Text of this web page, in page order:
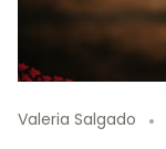
Valeria Salgado